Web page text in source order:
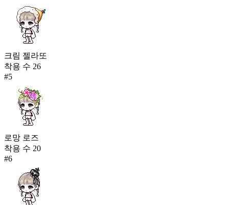
크림 젤라또
착용 수 26
#5
로망 로즈
착용 수 20
#6